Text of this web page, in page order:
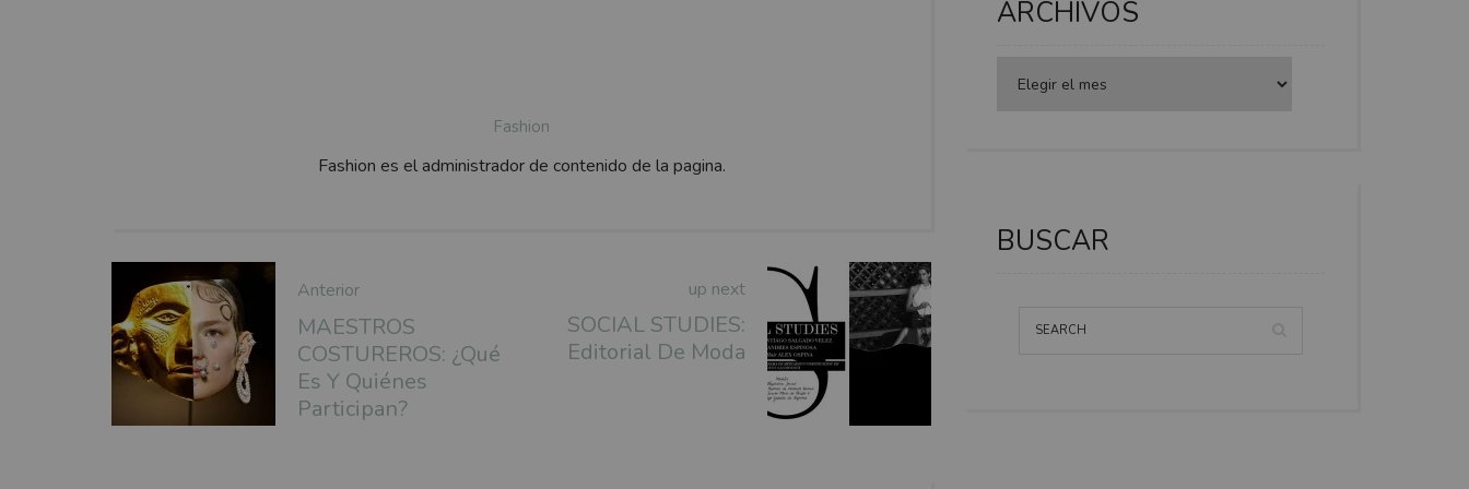
Fashion
Fashion es el administrador de contenido de la pagina.
Anterior
MAESTROS
COSTUREROS: ¿Qué
Es Y Quiénes
Participan?
up next
SOCIAL STUDIES:
Editorial De Moda
ARCHIVOS
BUSCAR